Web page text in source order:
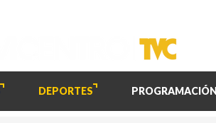
DEPORTES PROGRAMACIÓN